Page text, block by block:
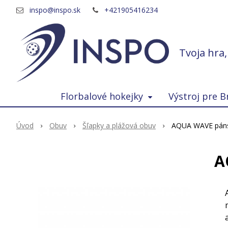
Tvoja
inspo@inspo.sk +421905416234
Florbalové hokejky Výstroj pre
Úvod Obuv Šľapky a plážová obuv AQUA WAVE